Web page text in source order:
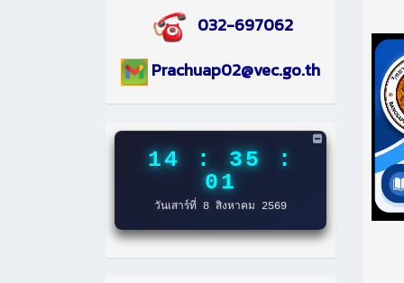
032-697062
Prachuap02@vec.go.th
14 : 35 :
02
วันเสาร์ที่ 8 สิงหาคม 2569